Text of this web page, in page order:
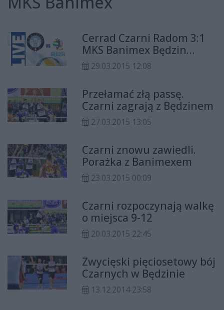
Cerrad Czarni Radom 3:1
MKS Banimex Będzin
(zapis relacji)
29.03.2015 12:08
Przełamać złą passę.
Czarni zagrają z Będzinem
27.03.2015 13:05
Czarni znowu zawiedli.
Porażka z Banimexem
23.03.2015 00:09
Czarni rozpoczynają walkę
o miejsca 9-12
20.03.2015 22:45
Zwycięski pięciosetowy bój
Czarnych w Będzinie
13.12.2014 23:58